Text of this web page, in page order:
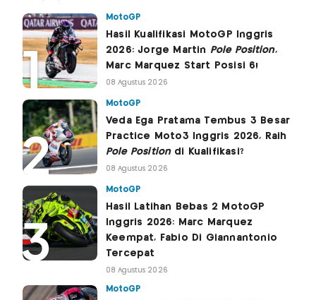
MotoGP
Hasil Kualifikasi MotoGP Inggris
2026: Jorge Martin Pole Position,
Marc Marquez Start Posisi 6!
08 Agustus 2026
MotoGP
Veda Ega Pratama Tembus 3 Besar
Practice Moto3 Inggris 2026, Raih
Pole Positiondi Kualifikasi?
08 Agustus 2026
MotoGP
Hasil Latihan Bebas 2 MotoGP
Inggris 2026: Marc Marquez
Keempat, Fabio Di Giannantonio
Tercepat
08 Agustus 2026
MotoGP